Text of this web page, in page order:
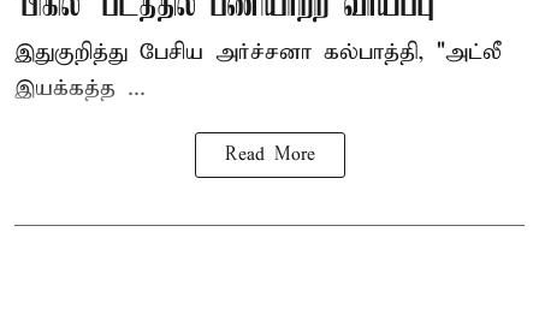
இதுகுறித்து பேசிய அர்ச்சனா கல்பாத்தி, "அட்லீ
இயக்கத்த ...
Read More